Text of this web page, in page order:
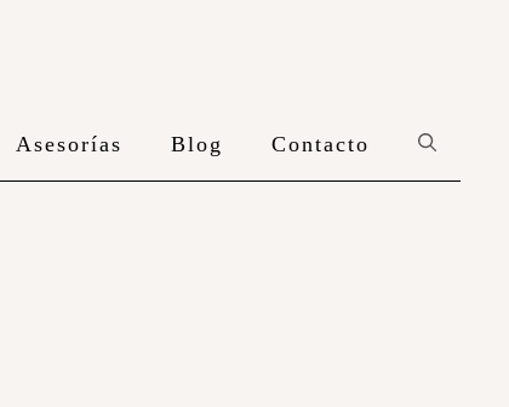
Asesorías Blog Contacto